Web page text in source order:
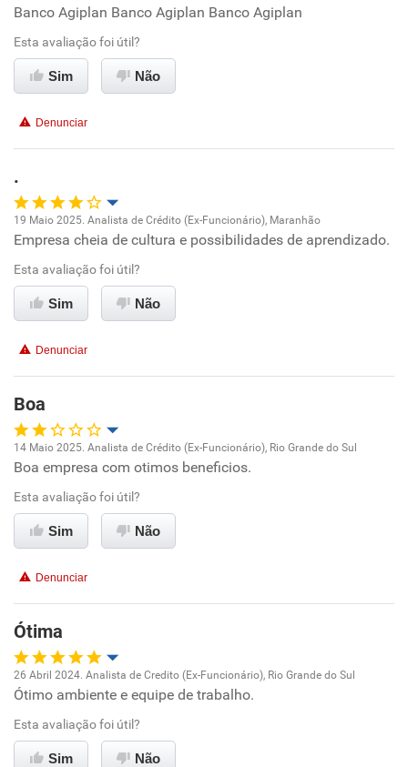
Oportunidade de promoção
Ambiente de trabalho
Benefícios
Recomenda esta empresa
Banco Agiplan Banco Agiplan Banco Agiplan
Esta avaliação foi útil?
Sim Não
Denunciar
.
Oportunidade de promoção
Ambiente de trabalho
Benefícios
Recomenda esta empresa
19 Maio 2025. Analista de Crédito (Ex-Funcionário), Maranhão
Empresa cheia de cultura e possibilidades de aprendizado.
Esta avaliação foi útil?
Sim Não
Denunciar
Boa
Oportunidade de promoção
Ambiente de trabalho
Benefícios
Recomenda esta empresa
14 Maio 2025. Analista de Crédito (Ex-Funcionário), Rio Grande do Sul
Boa empresa com otimos beneficios.
Esta avaliação foi útil?
Sim Não
Denunciar
Ótima
Oportunidade de promoção
Ambiente de trabalho
26 Abril 2024. Analista de Credito (Ex-Funcionário), Rio Grande do Sul
Ótimo ambiente e equipe de trabalho.
Esta avaliação foi útil?
Sim Não